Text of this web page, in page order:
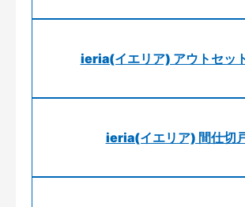
ieria(イエリア) アウトセッ
ieria(イエリア) 間仕切